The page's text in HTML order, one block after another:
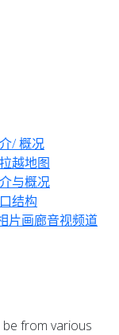
/ 概况
越地图
与概况
结构
片画廊音视频道
from various